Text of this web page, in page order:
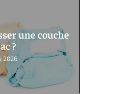
une couche
?
2026